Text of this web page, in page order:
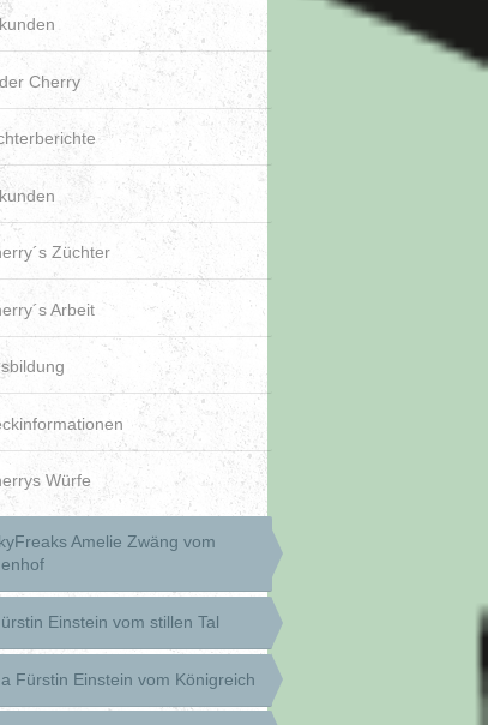
Cherry
Züchter
Arbeit
Würfe
Amelie Zwäng vom
Einstein vom stillen Tal
Fürstin Einstein vom Königreich